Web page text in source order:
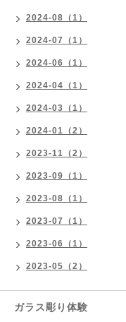
2024-08（1）
2024-07（1）
2024-06（1）
2024-04（1）
2024-03（1）
2024-01（2）
2023-11（2）
2023-09（1）
2023-08（1）
2023-07（1）
2023-06（1）
2023-05（2）
ガラス彫り体験